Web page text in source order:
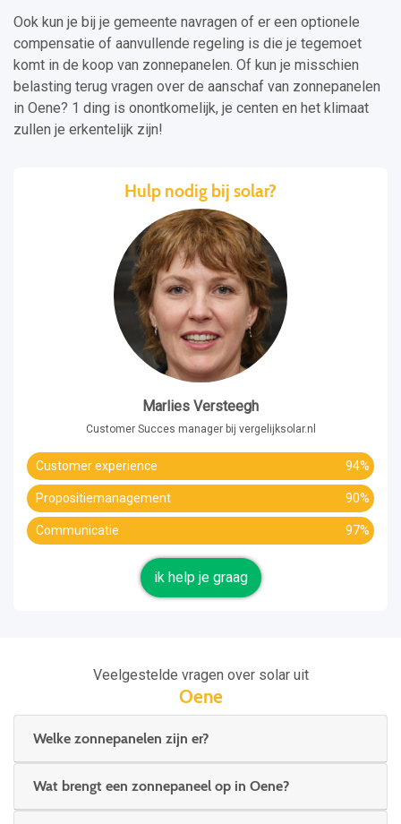
Ook kun je bij je gemeente navragen of er een optionele
compensatie of aanvullende regeling is die je tegemoet
komt in de koop van zonnepanelen. Of kun je misschien
belasting terug vragen over de aanschaf van zonnepanelen
in Oene? 1 ding is onontkomelijk, je centen en het klimaat
zullen je erkentelijk zijn!
Hulp nodig bij solar?
Marlies Versteegh
Customer Succes manager bij vergelijksolar.nl
Customer experience 94%
Propositiemanagement 90%
Communicatie 97%
ik help je graag
Veelgestelde vragen over solar uit
Oene
Welke zonnepanelen zijn er?
Wat brengt een zonnepaneel op in Oene?